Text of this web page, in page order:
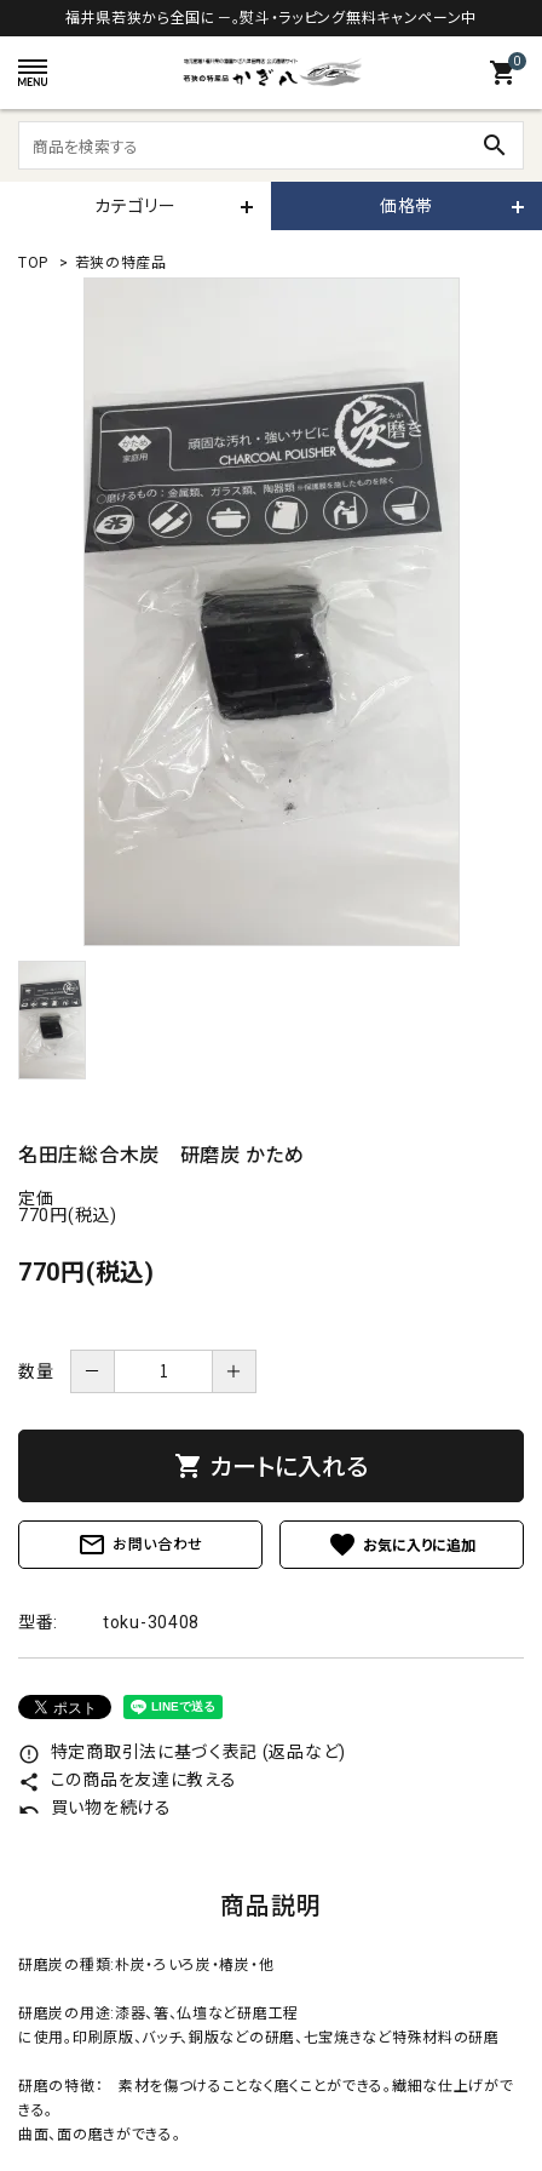
福井県若狭から全国に－。熨斗・ラッピング無料キャンペーン中
0
shopping_cart
search
カテゴリー 価格帯
TOP > 若狭の特産品
名田庄総合木炭 研磨炭 かため
定価
770円(税込)
770円(税込)
数量 － ＋
shopping_cart カートに入れる
mail_outline お問い合わせ favorite
型番: toku-30408
error_outline 特定商取引法に基づく表記 (返品など)
share この商品を友達に教える
undo 買い物を続ける
商品説明
研磨炭の種類:朴炭・ろいろ炭・椿炭・他
研磨炭の用途:漆器、箸、仏壇など研磨工程
に使用。印刷原版、バッチ、銅版などの研磨、七宝焼きなど特殊材料の研磨
研磨の特徴： 素材を傷つけることなく磨くことができる。繊細な仕上げがで
きる。
曲面、面の磨きができる。